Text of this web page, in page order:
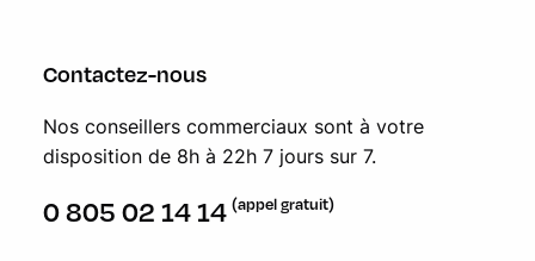
Contactez-nous
Nos conseillers commerciaux sont à votre
disposition de 8h à 22h 7 jours sur 7.
0 805 02 14 14 (appel gratuit)